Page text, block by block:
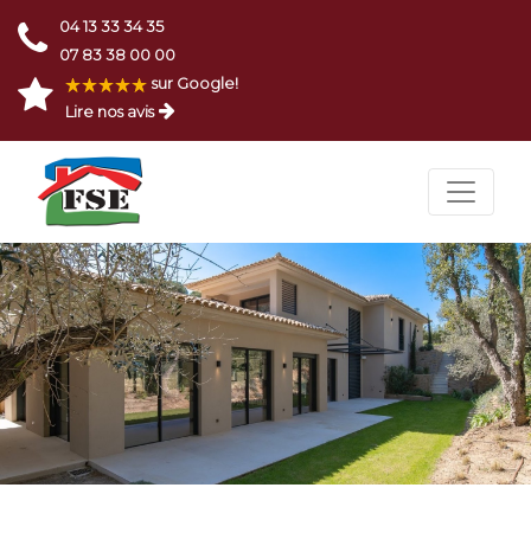
04 13 33 34 35
07 83 38 00 00
sur Google!
Lire nos avis